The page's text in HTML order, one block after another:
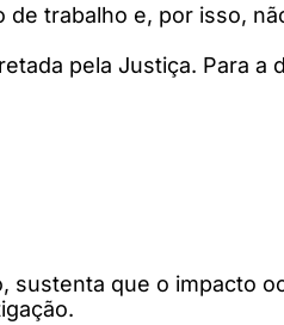
trabalho e, por isso,
pela Justiça. Para a
que o impacto